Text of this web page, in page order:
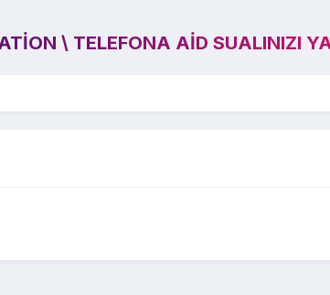
\ TELEFONA AID SUALINIZI